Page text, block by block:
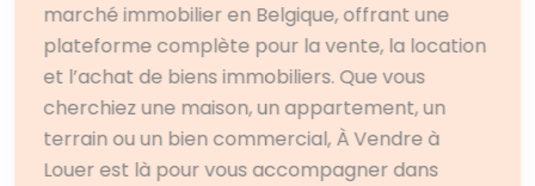
marché immobilier en Belgique, offrant une
plateforme complète pour la vente, la location
et l’achat de biens immobiliers. Que vous
cherchiez une maison, un appartement, un
terrain ou un bien commercial, À Vendre à
Louer est là pour vous accompagner dans